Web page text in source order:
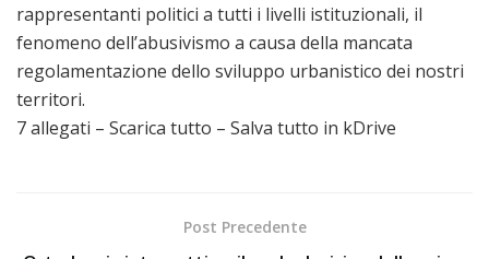
rappresentanti politici a tutti i livelli istituzionali, il
fenomeno dell’abusivismo a causa della mancata
regolamentazione dello sviluppo urbanistico dei nostri
territori.
7 allegati – Scarica tutto – Salva tutto in kDrive
Post Precedente